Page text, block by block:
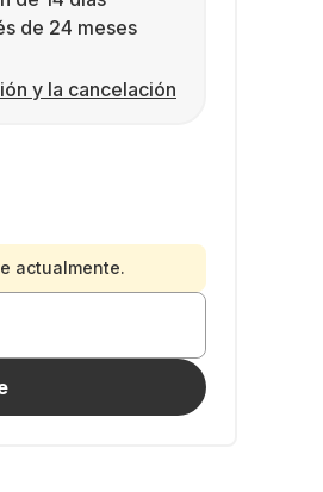
de 24 meses
y la cancelación
actualmente.